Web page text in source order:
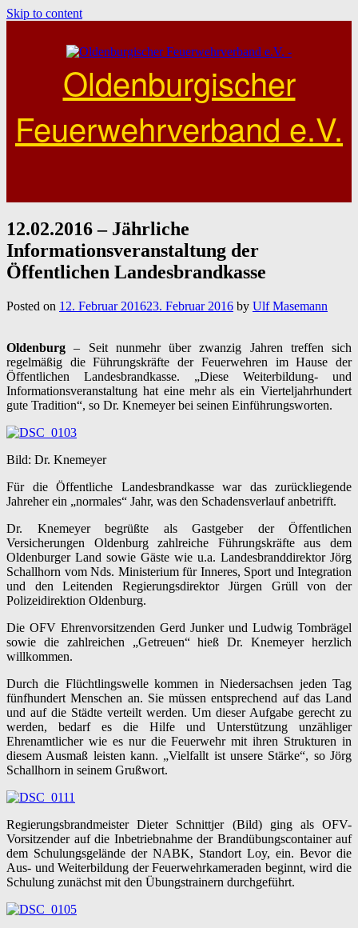
Skip to content
Oldenburgischer
Feuerwehrverband e.V.
12.02.2016 – Jährliche
Informationsveranstaltung der
Öffentlichen Landesbrandkasse
Posted on 12. Februar 201623. Februar 2016 by Ulf Masemann
Oldenburg – Seit nunmehr über zwanzig Jahren treffen sich
regelmäßig die Führungskräfte der Feuerwehren im Hause der
Öffentlichen Landesbrandkasse. „Diese Weiterbildung- und
Informationsveranstaltung hat eine mehr als ein Vierteljahrhundert
gute Tradition“, so Dr. Knemeyer bei seinen Einführungsworten.
Bild: Dr. Knemeyer
Für die Öffentliche Landesbrandkasse war das zurückliegende
Jahreher ein „normales“ Jahr, was den Schadensverlauf anbetrifft.
Dr. Knemeyer begrüßte als Gastgeber der Öffentlichen
Versicherungen Oldenburg zahlreiche Führungskräfte aus dem
Oldenburger Land sowie Gäste wie u.a. Landesbranddirektor Jörg
Schallhorn vom Nds. Ministerium für Inneres, Sport und Integration
und den Leitenden Regierungsdirektor Jürgen Grüll von der
Polizeidirektion Oldenburg.
Die OFV Ehrenvorsitzenden Gerd Junker und Ludwig Tombrägel
sowie die zahlreichen „Getreuen“ hieß Dr. Knemeyer herzlich
willkommen.
Durch die Flüchtlingswelle kommen in Niedersachsen jeden Tag
fünfhundert Menschen an. Sie müssen entsprechend auf das Land
und auf die Städte verteilt werden. Um dieser Aufgabe gerecht zu
werden, bedarf es die Hilfe und Unterstützung unzähliger
Ehrenamtlicher wie es nur die Feuerwehr mit ihren Strukturen in
diesem Ausmaß leisten kann. „Vielfallt ist unsere Stärke“, so Jörg
Schallhorn in seinem Grußwort.
Regierungsbrandmeister Dieter Schnittjer (Bild) ging als OFV-
Vorsitzender auf die Inbetriebnahme der Brandübungscontainer auf
dem Schulungsgelände der NABK, Standort Loy, ein. Bevor die
Aus- und Weiterbildung der Feuerwehrkameraden beginnt, wird die
Schulung zunächst mit den Übungstrainern durchgeführt.